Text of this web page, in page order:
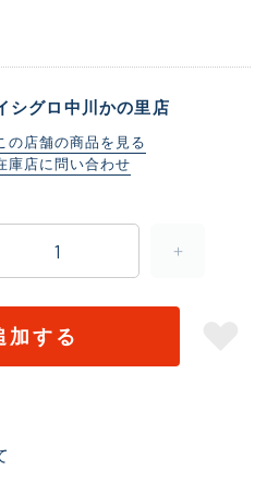
シグロ中川かの里店
の店舗の商品を見る
庫店に問い合わせ
加する